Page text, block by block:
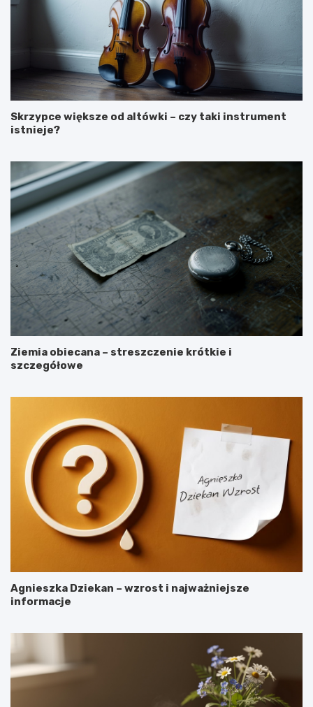
Skrzypce większe od altówki – czy taki instrument
istnieje?
Ziemia obiecana – streszczenie krótkie i
szczegółowe
Agnieszka Dziekan – wzrost i najważniejsze
informacje